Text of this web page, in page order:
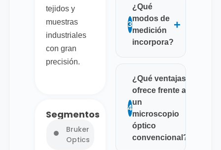
tejidos y
muestras
industriales
con gran
precisión.
Segmentos
Bruker
Optics
3
¿Qué
modos de
medición
incorpora?
+
4
¿Qué ventajas
ofrece frente a
un
microscopio
óptico
convencional?